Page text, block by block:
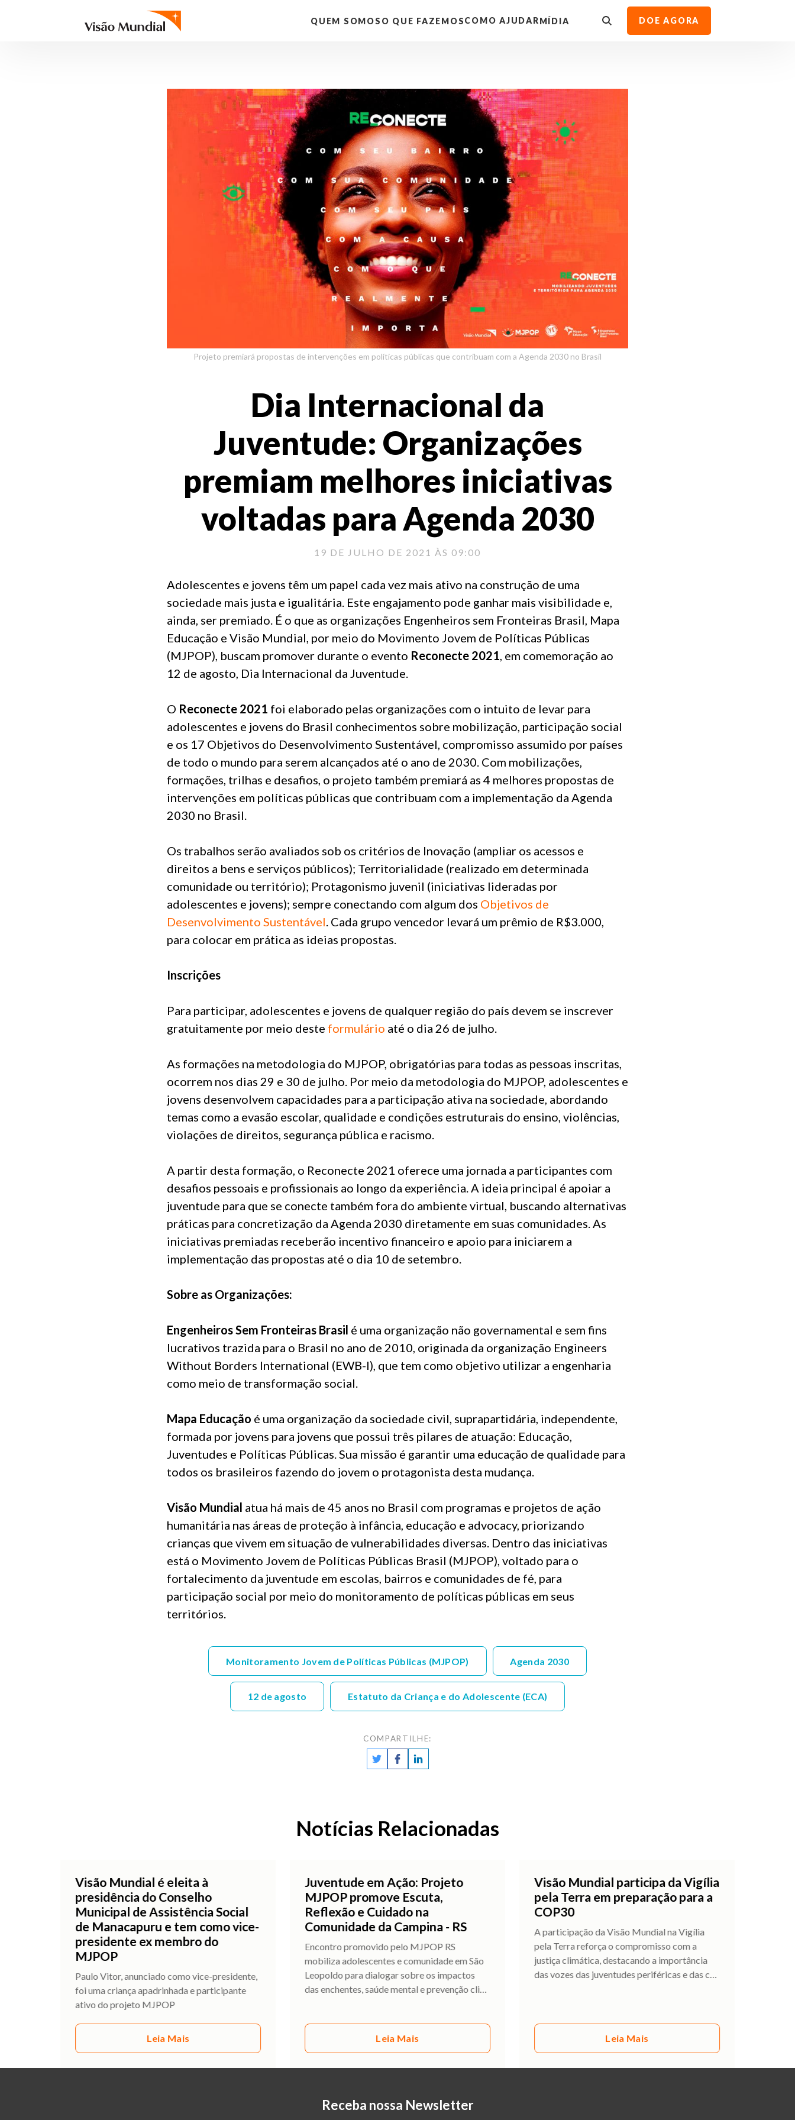
QUEM SOMOS O QUE FAZEMOSCOMO AJUDARMÍDIA DOE AGORA
Projeto premiará propostas de intervenções em políticas públicas que contribuam com a Agenda 2030 no Brasil
Dia Internacional da
Juventude: Organizações
premiam melhores iniciativas
voltadas para Agenda 2030
19 DE JULHO DE 2021 ÀS 09:00
Adolescentes e jovens têm um papel cada vez mais ativo na construção de uma
sociedade mais justa e igualitária. Este engajamento pode ganhar mais visibilidade e,
ainda, ser premiado. É o que as organizações Engenheiros sem Fronteiras Brasil, Mapa
Educação e Visão Mundial, por meio do Movimento Jovem de Políticas Públicas
(MJPOP), buscam promover durante o evento Reconecte 2021, em comemoração ao
12 de agosto, Dia Internacional da Juventude.
O Reconecte 2021 foi elaborado pelas organizações com o intuito de levar para
adolescentes e jovens do Brasil conhecimentos sobre mobilização, participação social
e os 17 Objetivos do Desenvolvimento Sustentável, compromisso assumido por países
de todo o mundo para serem alcançados até o ano de 2030. Com mobilizações,
formações, trilhas e desafios, o projeto também premiará as 4 melhores propostas de
intervenções em políticas públicas que contribuam com a implementação da Agenda
2030 no Brasil.
Os trabalhos serão avaliados sob os critérios de Inovação (ampliar os acessos e
direitos a bens e serviços públicos); Territorialidade (realizado em determinada
comunidade ou território); Protagonismo juvenil (iniciativas lideradas por
adolescentes e jovens); sempre conectando com algum dos Objetivos de
Desenvolvimento Sustentável. Cada grupo vencedor levará um prêmio de R$3.000,
para colocar em prática as ideias propostas.
Inscrições
Para participar, adolescentes e jovens de qualquer região do país devem se inscrever
gratuitamente por meio deste formulário até o dia 26 de julho.
As formações na metodologia do MJPOP, obrigatórias para todas as pessoas inscritas,
ocorrem nos dias 29 e 30 de julho. Por meio da metodologia do MJPOP, adolescentes e
jovens desenvolvem capacidades para a participação ativa na sociedade, abordando
temas como a evasão escolar, qualidade e condições estruturais do ensino, violências,
violações de direitos, segurança pública e racismo.
A partir desta formação, o Reconecte 2021 oferece uma jornada a participantes com
desafios pessoais e profissionais ao longo da experiência. A ideia principal é apoiar a
juventude para que se conecte também fora do ambiente virtual, buscando alternativas
práticas para concretização da Agenda 2030 diretamente em suas comunidades. As
iniciativas premiadas receberão incentivo financeiro e apoio para iniciarem a
implementação das propostas até o dia 10 de setembro.
Sobre as Organizações:
Engenheiros Sem Fronteiras Brasil é uma organização não governamental e sem fins
lucrativos trazida para o Brasil no ano de 2010, originada da organização Engineers
Without Borders International (EWB-I), que tem como objetivo utilizar a engenharia
como meio de transformação social.
Mapa Educação é uma organização da sociedade civil, suprapartidária, independente,
formada por jovens para jovens que possui três pilares de atuação: Educação,
Juventudes e Políticas Públicas. Sua missão é garantir uma educação de qualidade para
todos os brasileiros fazendo do jovem o protagonista desta mudança.
Visão Mundial atua há mais de 45 anos no Brasil com programas e projetos de ação
humanitária nas áreas de proteção à infância, educação e advocacy, priorizando
crianças que vivem em situação de vulnerabilidades diversas. Dentro das iniciativas
está o Movimento Jovem de Políticas Públicas Brasil (MJPOP), voltado para o
fortalecimento da juventude em escolas, bairros e comunidades de fé, para
participação social por meio do monitoramento de políticas públicas em seus
territórios.
Monitoramento Jovem de Políticas Públicas (MJPOP) Agenda 2030
12 de agosto Estatuto da Criança e do Adolescente (ECA)
COMPARTILHE:
Notícias Relacionadas
Visão Mundial é eleita à
presidência do Conselho
Municipal de Assistência Social
de Manacapuru e tem como vice-
presidente ex membro do
MJPOP
Paulo Vitor, anunciado como vice-presidente,
foi uma criança apadrinhada e participante
ativo do projeto MJPOP
Leia Mais
Juventude em Ação: Projeto
MJPOP promove Escuta,
Reflexão e Cuidado na
Comunidade da Campina - RS
Encontro promovido pelo MJPOP RS
mobiliza adolescentes e comunidade em São
Leopoldo para dialogar sobre os impactos
das enchentes, saúde mental e prevenção cli…
Leia Mais
Visão Mundial participa da Vigília
pela Terra em preparação para a
COP30
A participação da Visão Mundial na Vigília
pela Terra reforça o compromisso com a
justiça climática, destacando a importância
das vozes das juventudes periféricas e das c…
Leia Mais
Receba nossa Newsletter